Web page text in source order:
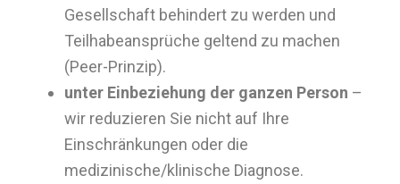
Gesellschaft behindert zu werden und
Teilhabeansprüche geltend zu machen
(Peer-Prinzip).
unter Einbeziehung der ganzen Person –
wir reduzieren Sie nicht auf Ihre
Einschränkungen oder die
medizinische/klinische Diagnose.